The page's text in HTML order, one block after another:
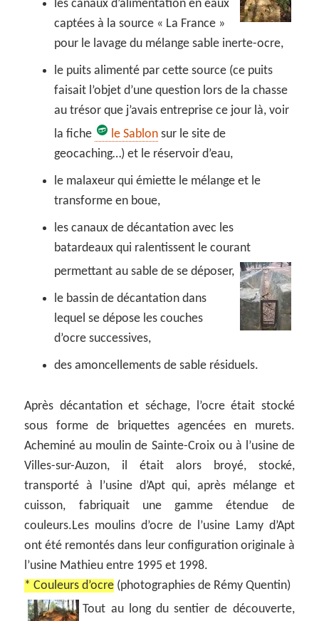
les canaux d’alimentation en eaux
captées à la source « La France »
pour le lavage du mélange sable inerte-ocre,
le puits alimenté par cette source (ce puits
faisait l’objet d’une question lors de la chasse
au trésor que j’avais entreprise ce jour là, voir
la fiche
le Sablon sur le site de
geocaching…) et le réservoir d’eau,
le malaxeur qui émiette le mélange et le
transforme en boue,
les canaux de décantation avec les
batardeaux qui ralentissent le courant
permettant au sable de se déposer,
le bassin de décantation dans
lequel se dépose les couches
d’ocre successives,
des amoncellements de sable résiduels.
Après décantation et séchage, l’ocre était stocké
sous forme de briquettes agencées en murets.
Acheminé au moulin de Sainte-Croix ou à l’usine de
Villes-sur-Auzon, il était alors broyé, stocké,
transporté à l’usine d’Apt qui, après mélange et
cuisson, fabriquait une gamme étendue de
couleurs.Les moulins d’ocre de l’usine Lamy d’Apt
ont été remontés dans leur configuration originale à
l’usine Mathieu entre 1995 et 1998.
* Couleurs d’ocre (photographies de Rémy Quentin)
Tout au long du sentier de découverte,